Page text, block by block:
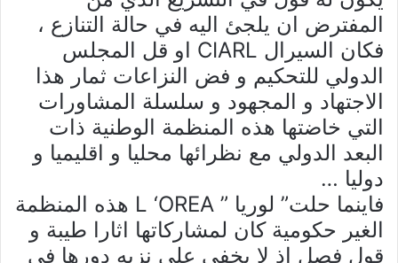
المفترض ان يلجئ اليه في حالة التنازع ،
فكان السيرال CIARL او قل المجلس
الدولي للتحكيم و فض النزاعات ثمار هذا
الاجتهاد و المجهود و سلسلة المشاورات
التي خاضتها هذه المنظمة الوطنية ذات
البعد الدولي مع نظرائها محليا و اقليميا و
دوليا …
فاينما حلت” لوريا ” L ‘OREA هذه المنظمة
الغير حكومية كان لمشاركاتها اثارا طيبة و
قول فصل اذ لا يخفى على نزيه دورها في